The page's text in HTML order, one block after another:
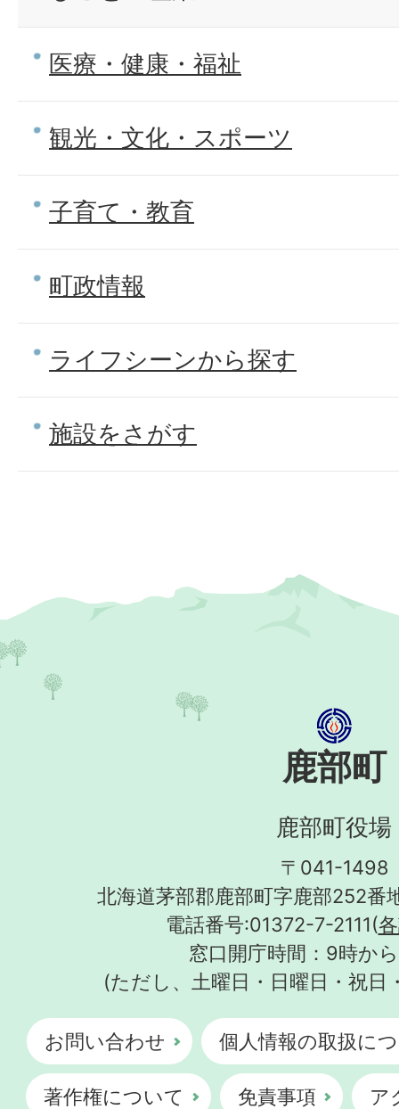
医療・健康・福祉
観光・文化・スポーツ
子育て・教育
町政情報
ライフシーンから探す
施設をさがす
鹿部町
鹿部町役場
〒041-1498
北海道茅部郡鹿部町字鹿部252番
電話番号:01372-7-2111(
窓口開庁時間：9時か
(ただし、土曜日・日曜日・祝日
お問い合わせ 個人情報の取扱に
著作権について 免責事項 ア